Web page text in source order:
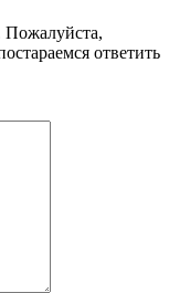
Пожалуйста,
ответить